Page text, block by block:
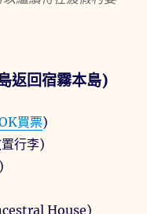
返回宿霧本島)
買票)
行李)
House)